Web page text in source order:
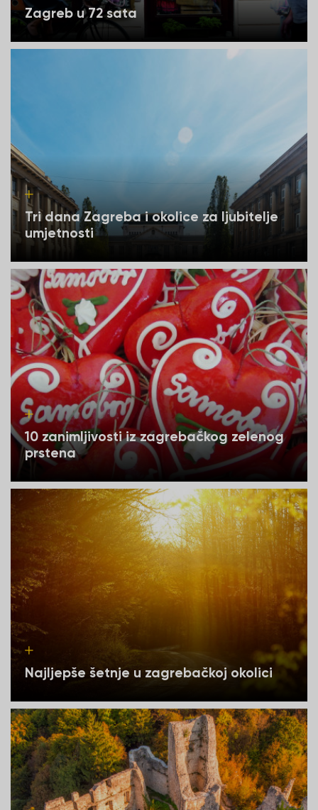
Zagreb u 72 sata
Tri dana Zagreba i okolice za ljubitelje
umjetnosti
10 zanimljivosti iz zagrebačkog zelenog
prstena
Najljepše šetnje u zagrebačkoj okolici